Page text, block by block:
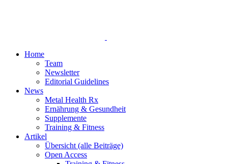
Home
Team
Newsletter
Editorial Guidelines
News
Metal Health Rx
Ernährung & Gesundheit
Supplemente
Training & Fitness
Artikel
Übersicht (alle Beiträge)
Open Access